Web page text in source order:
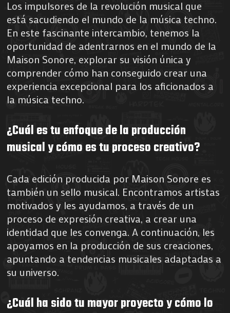
Los impulsores de la revolución musical que
está sacudiendo el mundo de la música techno.
En este fascinante intercambio, tenemos la
oportunidad de adentrarnos en el mundo de la
Maison Sonore, explorar su visión única y
comprender cómo han conseguido crear una
experiencia excepcional para los aficionados a
la música techno.
¿Cuál es tu enfoque de la producción
musical y cómo es tu proceso creativo?
Cada edición producida por Maison Sonore es
también un sello musical. Encontramos artistas
motivados y les ayudamos, a través de un
proceso de expresión creativa, a crear una
identidad que les convenga. A continuación, les
apoyamos en la producción de sus creaciones,
apuntando a tendencias musicales adaptadas a
su universo.
¿Cuál ha sido tu mayor proyecto y cómo lo